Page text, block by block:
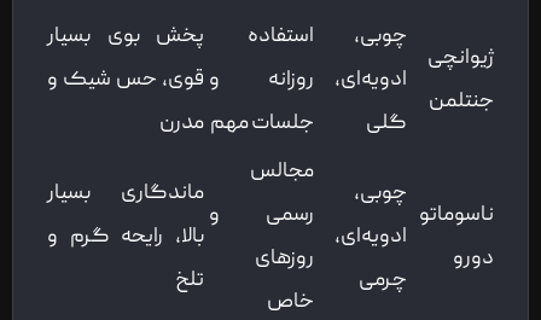
ژیوانچی
جنتلمن
چوبی،
ادویه‌ای،
گلی
استفاده
روزانه و
جلسات مهم
پخش بوی بسیار
قوی، حس شیک و
مدرن
ناسوماتو
دورو
چوبی،
ادویه‌ای،
چرمی
مجالس
رسمی و
روزهای
خاص
ماندگاری بسیار
بالا، رایحه گرم و
تلخ